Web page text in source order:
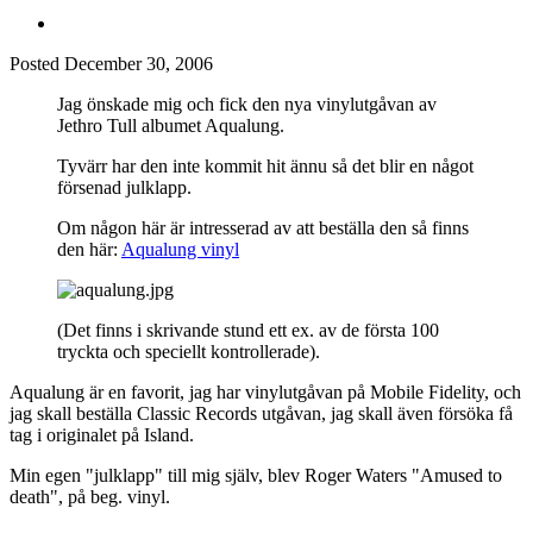
Posted December 30, 2006
Jag önskade mig och fick den nya vinylutgåvan av
Jethro Tull albumet Aqualung.
Tyvärr har den inte kommit hit ännu så det blir en något
försenad julklapp.
Om någon här är intresserad av att beställa den så finns
den här: Aqualung vinyl
(Det finns i skrivande stund ett ex. av de första 100
tryckta och speciellt kontrollerade).
Aqualung är en favorit, jag har vinylutgåvan på Mobile Fidelity, och
jag skall beställa Classic Records utgåvan, jag skall även försöka få
tag i originalet på Island.
Min egen "julklapp" till mig själv, blev Roger Waters "Amused to
death", på beg. vinyl.